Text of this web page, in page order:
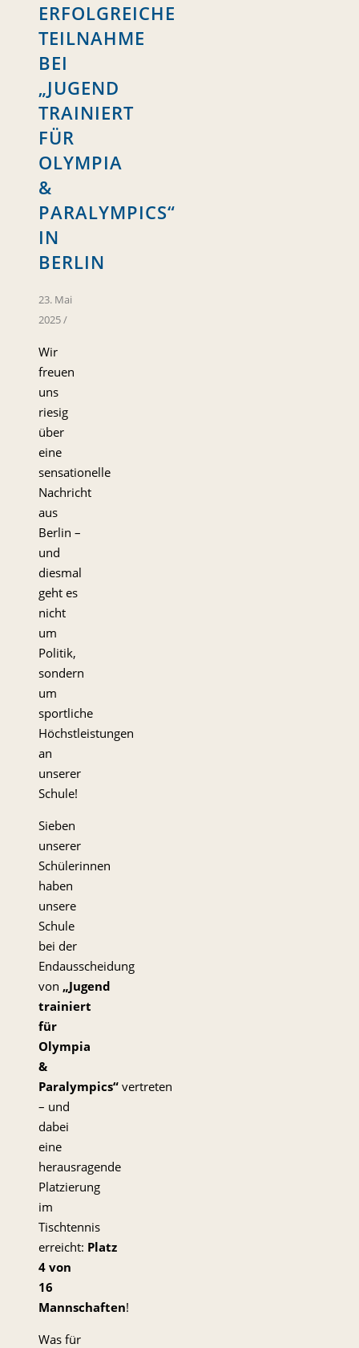
ERFOLGREICHE
TEILNAHME
BEI
„JUGEND
TRAINIERT
FÜR
OLYMPIA
&
PARALYMPICS“
IN
BERLIN
23. Mai
2025/
Wir
freuen
uns
riesig
über
eine
sensationelle
Nachricht
aus
Berlin –
und
diesmal
geht es
nicht
um
Politik,
sondern
um
sportliche
Höchstleistungen
an
unserer
Schule!
Sieben
unserer
Schülerinnen
haben
unsere
Schule
bei der
Endausscheidung
von „Jugend
trainiert
für
Olympia
&
Paralympics“ vertreten
– und
dabei
eine
herausragende
Platzierung
im
Tischtennis
erreicht: Platz
4 von
16
Mannschaften!
Was für